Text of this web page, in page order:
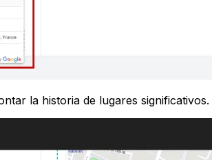
la historia de lugares significativos.